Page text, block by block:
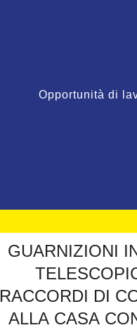
Opportunità di
GUARNIZIONI I
TELESCOPI
RACCORDI DI C
ALLA CASA CO